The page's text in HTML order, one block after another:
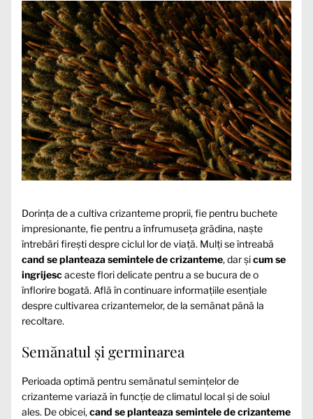
Dorința de a cultiva crizanteme proprii, fie pentru buchete
impresionante, fie pentru a înfrumuseța grădina, naște
întrebări firești despre ciclul lor de viață. Mulți se întreabă
cand se planteaza semintele de crizanteme, dar șicum se
ingrijescaceste flori delicate pentru a se bucura de o
înflorire bogată. Află în continuare informațiile esențiale
despre cultivarea crizantemelor, de la semănat până la
recoltare.
Semănatul și germinarea
Perioada optimă pentru semănatul semințelor de
crizanteme variază în funcție de climatul local și de soiul
ales. De obicei,cand se planteaza semintele de crizanteme